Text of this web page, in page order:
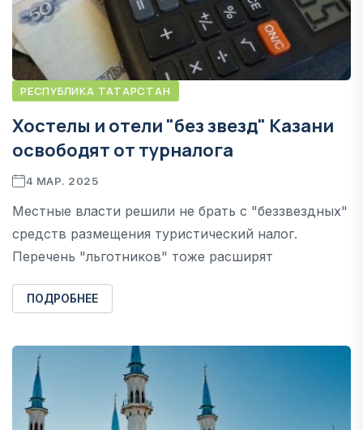
РЕСПУБЛИКА ТАТАРСТАН
Хостелы и отели "без звезд" Казани
освободят от турналога
4 МАР. 2025
Местные власти решили не брать с "беззвездных"
средств размещения туристический налог.
Перечень "льготников" тоже расширят
ПОДРОБНЕЕ